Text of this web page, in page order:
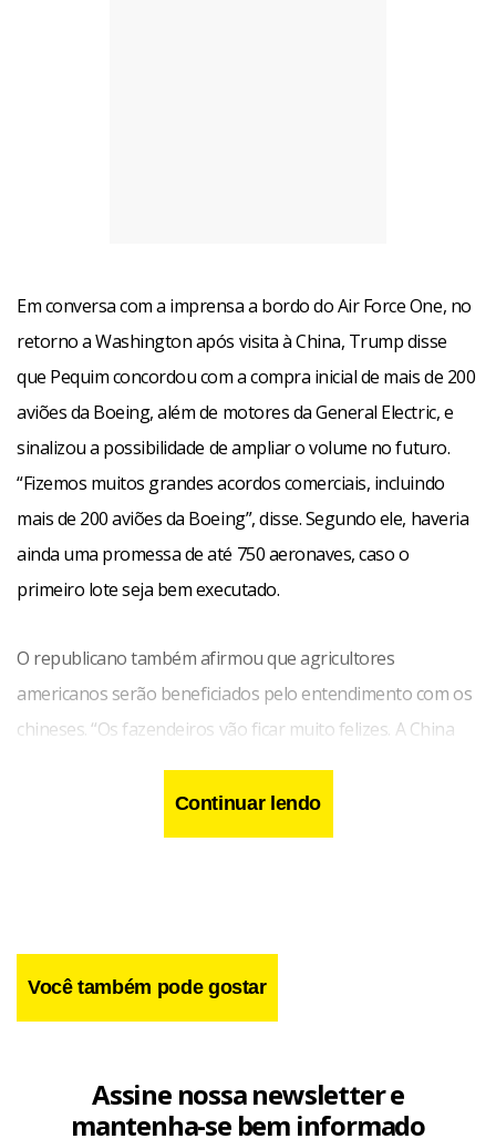
Em conversa com a imprensa a bordo do Air Force One, no
retorno a Washington após visita à China, Trump disse
que Pequim concordou com a compra inicial de mais de 200
aviões da Boeing, além de motores da General Electric, e
sinalizou a possibilidade de ampliar o volume no futuro.
“Fizemos muitos grandes acordos comerciais, incluindo
mais de 200 aviões da Boeing”, disse. Segundo ele, haveria
ainda uma promessa de até 750 aeronaves, caso o
primeiro lote seja bem executado.
O republicano também afirmou que agricultores
americanos serão beneficiados pelo entendimento com os
chineses. “Os fazendeiros vão ficar muito felizes. A China
comprará bilhões de dólares em soja dos EUA”, declarou,
sem dar mais detalhes.Continuar lendo
Você também pode gostar
Assine nossa newsletter e
mantenha-se bem informado